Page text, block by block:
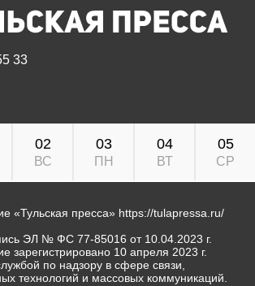
33
02
ВС
03
ПН
04
ВТ
05
СР
«Тульская пресса» https://tulapressa.ru/
ЭЛ № ФС 77-85016 от 10.04.2023 г.
зарегистрировано 10 апреля 2023 г.
по надзору в сфере связи,
технологий и массовых коммуникаций.